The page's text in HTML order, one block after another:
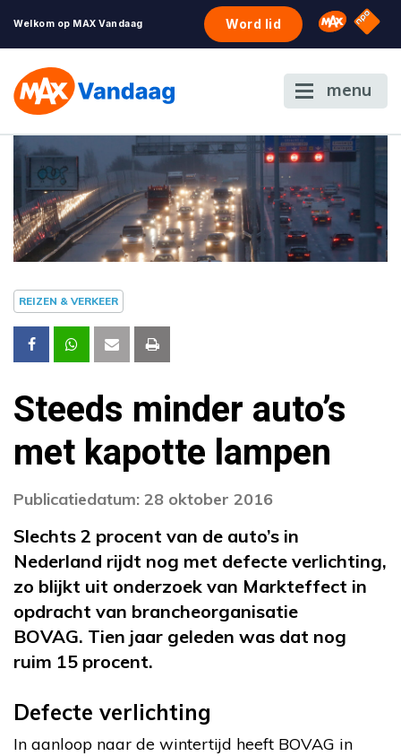
Welkom op MAX Vandaag Word lid Omroep
NPO
menu
REIZEN & VERKEER
Steeds minder auto’s
met kapotte lampen
Publicatiedatum: 28 oktober 2016
Slechts 2 procent van de auto’s in
Nederland rijdt nog met defecte verlichting,
zo blijkt uit onderzoek van Markteffect in
opdracht van brancheorganisatie
BOVAG. Tien jaar geleden was dat nog
ruim 15 procent.
Defecte verlichting
In aanloop naar de wintertijd heeft BOVAG in